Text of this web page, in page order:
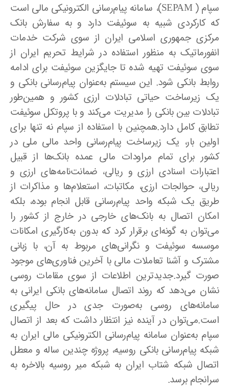
سپام ( SEPAM)، سامانه پیام‌رسانی الکترونیکی مالی است
که کارکردی شبیه به سوئیفت دارد و به سفارش بانک
مرکزی جمهوری اسلامی ایران از سوی شرکت خدمات
انفورماتیک به منظور استفاده در شرایط تحریم ایران از
سوی سوئیفت تهیه شده تا جایگزین سوئیفت برای ادامه
روابط بانکی شود. این سیستم به‌عنوان پیام‌رسانی بانکی و
یک زیرساخت حیاتی تبادلات ارزی کشور و همین‌طور
تبادلات بین بانکی را مدیریت می‌کند و با پروتکل سوئیفت
تطابق کامل دارد.همچنین با استفاده از سپام نه تنها برای
اولین بار، یک زیرساخت پیام‌رسانی واحد مالی ملی در
کشور برای تمام مراودات مالی عمده بانک‌ها از قبیل
اعتبارات اسنادی ارزی و ریالی، ضمانت‌نامه‌های ارزی و
ریالی، حوالجات ارزی، مکاتبات، استعلام‌ها و مذاکرات از
طریق یک شبکه واحد پیام‌رسانی قابل انجام بوده، بلکه
امکان اتصال به بانک‌های خارجی در خارج از کشور را
می‌توان به گونه‌ای برقرار کرد که بدون به‌کارگیری امکانات
موسسه سوئیفت و نگرانی‌های مربوط به آن، با زبانی
مشترک و آشنا تعاملات مالی با آخرین فناوری‌های موجود
صورت گیرد.جدیدترین اطلاعات از سوی مقامات روسی
نشان می‌دهد که روند اتصال سامانه‌های بانکی ایرانی به
سامانه‌های روسی به‌صورت جدی در حال پیگیری
است.می‌توان در آینده نیز انتظار داشت که بعد از اتصال
سپام به‌عنوان سامانه پیام‌رسانی الکترونیکی مالی ایران به
شبکه پیام‌رسانی بانکی روسیه، پروژه چندین ساله و معطل
اتصال شبکه شتاب ایران به شبکه میر روسیه بالاخره به
سرانجام برسد.